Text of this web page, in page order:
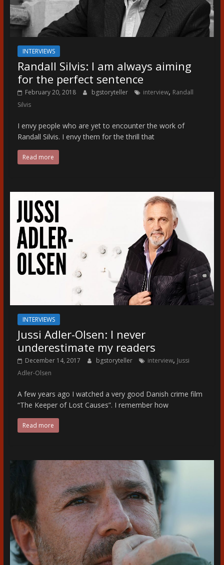
INTERVIEWS
Randall Silvis: I am always aiming
for the perfect sentence
February 20, 2018 bgstoryteller interview, Randall
Silvis
I envy people who are yet to encounter the work of
Randall Silvis. I envy them for the thrill that
Read more
INTERVIEWS
Jussi Adler-Olsen: I never
underestimate my readers
December 14, 2017 bgstoryteller interview, Jussi
Adler-Olsen
A few years ago I watched a very good Danish crime film
“The Keeper of Lost Causes”. I remember how
Read more